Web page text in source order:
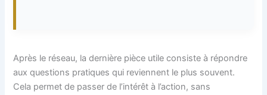
Après le réseau, la dernière pièce utile consiste à répondre
aux questions pratiques qui reviennent le plus souvent.
Cela permet de passer de l’intérêt à l’action, sans